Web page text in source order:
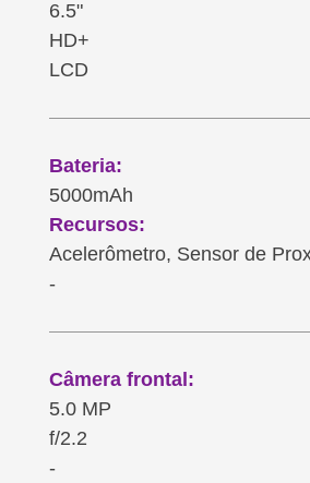
6.5"
HD+
LCD
Bateria:
5000mAh
Recursos:
Acelerômetro, Sensor de
-
Câmera frontal:
5.0 MP
f/2.2
-